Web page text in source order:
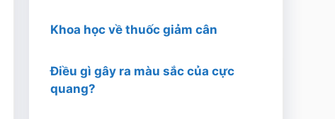
Khoa học về thuốc giảm cân
Điều gì gây ra màu sắc của cực
quang?